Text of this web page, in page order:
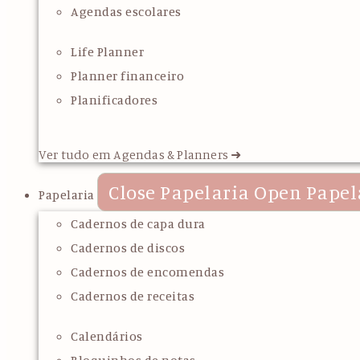
Agendas escolares
Life Planner
Planner financeiro
Planificadores
Ver tudo em Agendas & Planners ➜
Papelaria Close Papelaria Open
Cadernos de capa dura
Cadernos de discos
Cadernos de encomendas
Cadernos de receitas
Calendários